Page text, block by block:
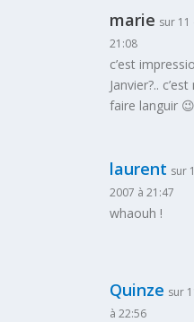
marie sur
21:08
c’est
Janvier?..
faire languir 😉
laurent sur
2007 à 21:47
whaouh !
Quinze sur
à 22:56